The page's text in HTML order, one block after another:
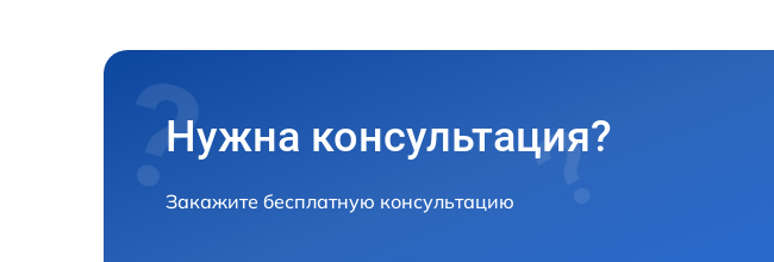
Нужна консультация?
Закажите бесплатную консультацию